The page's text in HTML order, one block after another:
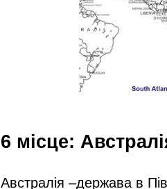
6 місце:
Австралія –​держава в